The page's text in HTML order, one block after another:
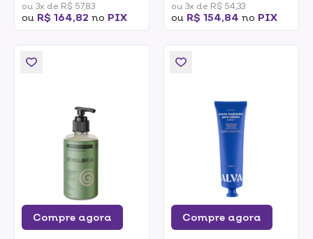
ou 3x de R$ 57,83
ou R$ 164,82 no PIX
ou 3x de R$ 54,33
ou R$ 154,84 no PIX
Compre agora Compre agora